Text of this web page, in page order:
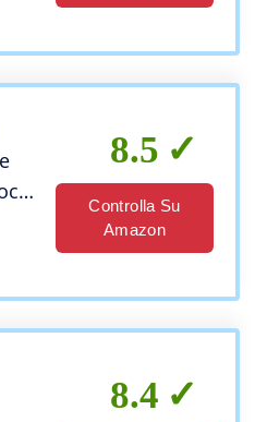
8.5
Controlla Su
Amazon
8.4